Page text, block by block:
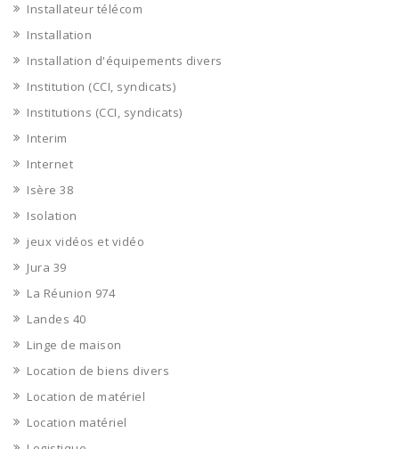
Installateur télécom
Installation
Installation d'équipements divers
Institution (CCI, syndicats)
Institutions (CCI, syndicats)
Interim
Internet
Isère 38
Isolation
jeux vidéos et vidéo
Jura 39
La Réunion 974
Landes 40
Linge de maison
Location de biens divers
Location de matériel
Location matériel